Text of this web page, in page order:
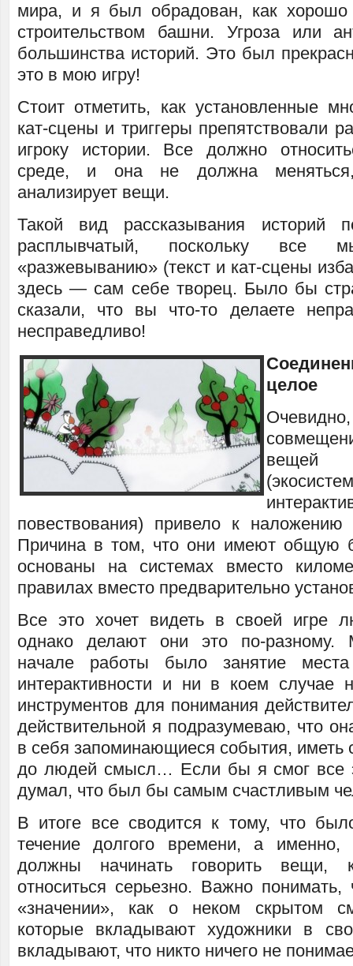
мира, и я был обрадован, как хорошо
строительством башни. Угроза или
большинства историй. Это был
это в мою игру!
Стоит отметить, как установленные
кат-сцены и триггеры препятствовали
игроку истории. Все должно
среде, и она не должна
анализирует вещи.
Такой вид рассказывания историй
расплывчатый, поскольку
«разжевыванию» (текст и кат-сцены
здесь — сам себе творец. Было бы
сказали, что вы что-то делаете
несправедливо!
целое
вещей
повествования) привело к
Причина в том, что они имеют общую
основаны на системах вместо
правилах вместо предварительно
Все это хочет видеть в своей игре
однако делают они это по-
начале работы было занятие
интерактивности и ни в коем случае
инструментов для понимания
действительной я подразумеваю, что
в себя запоминающиеся события, иметь
до людей смысл… Если бы я смог все
думал, что был бы самым счастливым
В итоге все сводится к тому, что
течение долгого времени, а
должны начинать говорить вещи,
относиться серьезно. Важно
«значении», как о неком скрытом
которые вкладывают художники в
вкладывают, что никто ничего не